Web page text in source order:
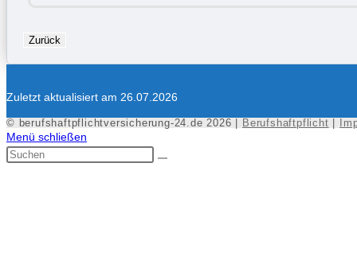
Zurück
Zuletzt aktualisiert am 26.07.2026
© berufshaftpflichtversicherung-24.de 2026 | Berufshaftpflicht
Menü schließen